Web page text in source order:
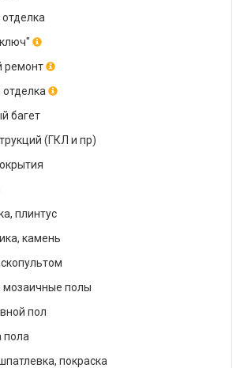
ремонт
багет
(ГКЛ и пр)
плинтус
камень
полы
пол
пола
покраска